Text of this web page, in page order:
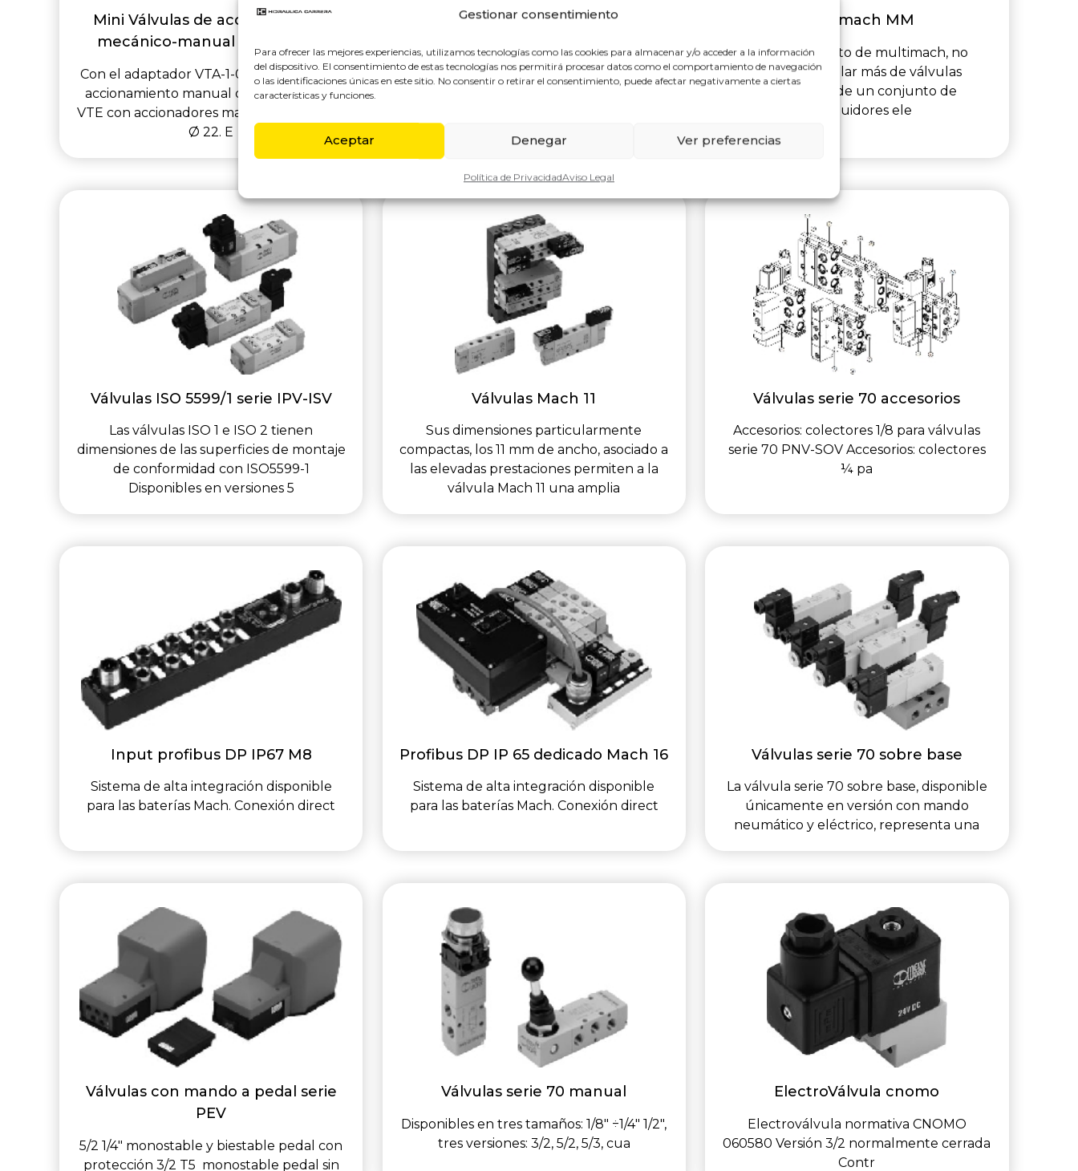
Gestionar consentimiento
Para ofrecer las mejores experiencias, utilizamos tecnologías como las cookies para almacenar y/o acceder a la información
del dispositivo. El consentimiento de estas tecnologías nos permitirá procesar datos como el comportamiento de navegación
o las identificaciones únicas en este sitio. No consentir o retirar el consentimiento, puede afectar negativamente a ciertas
características y funciones.
Aceptar Denegar Ver preferencias
Política de PrivacidadAviso Legal
Mini Válvulas de accionamiento
mecánico-manual serie VME-1
Con el adaptador VTA-1-000 es posible el
accionamiento manual de 1 ó 2 válvulas
VTE con accionadores manuales de panel
Ø 22. E
Reductor de presión con
El regulador de presión miniaturizado con
Multimach MM
Con el concepto de multimach, no
podemos hablar más de válvulas
estándar, sí de un conjunto de
distribuidores ele
Válvulas ISO 5599/1 serie IPV-ISV
Las válvulas ISO 1 e ISO 2 tienen
dimensiones de las superficies de montaje
de conformidad con ISO5599-1
Disponibles en versiones 5
Válvulas Mach 11
Sus dimensiones particularmente
compactas, los 11 mm de ancho, asociado a
las elevadas prestaciones permiten a la
válvula Mach 11 una amplia
Válvulas serie 70 accesorios
Accesorios: colectores 1/8 para válvulas
serie 70 PNV-SOV Accesorios: colectores
¼ pa
Input profibus DP IP67 M8
Sistema de alta integración disponible
para las baterías Mach. Conexión direct
Profibus DP IP 65 dedicado Mach 16
Sistema de alta integración disponible
para las baterías Mach. Conexión direct
Válvulas serie 70 sobre base
La válvula serie 70 sobre base, disponible
únicamente en versión con mando
neumático y eléctrico, representa una
Válvulas con mando a pedal serie
PEV
5/2 1/4" monostable y biestable pedal con
protección 3/2 T5 monostable pedal sin
Válvulas serie 70 manual
Disponibles en tres tamaños: 1/8" ÷1/4" 1/2",
tres versiones: 3/2, 5/2, 5/3, cua
ElectroVálvula cnomo
Electroválvula normativa CNOMO
060580 Versión 3/2 normalmente cerrada
Contr